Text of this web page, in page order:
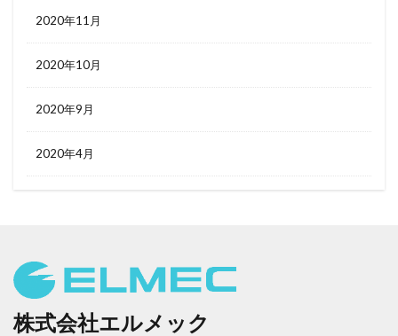
2020年11月
2020年10月
2020年9月
2020年4月
株式会社エルメック